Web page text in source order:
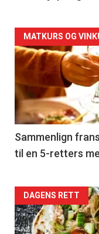
Forsiden
akkurat
nå
-
5
MATKURS OG
Sammenlign
til en 5-retters
Forsiden
akkurat
DAGENS RETT